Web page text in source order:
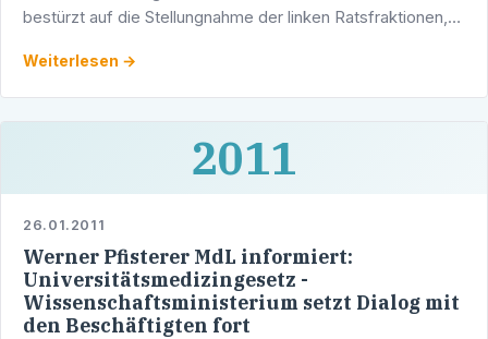
bestürzt auf die Stellungnahme der linken Ratsfraktionen,
Weiterlesen →
2011
26.01.2011
Werner Pfisterer MdL informiert:
Universitätsmedizingesetz -
Wissenschaftsministerium setzt Dialog mit
den Beschäftigten fort